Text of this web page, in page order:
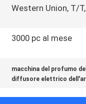
Western Union, T/
3000 pc al mese
macchina del profumo
diffusore elettrico